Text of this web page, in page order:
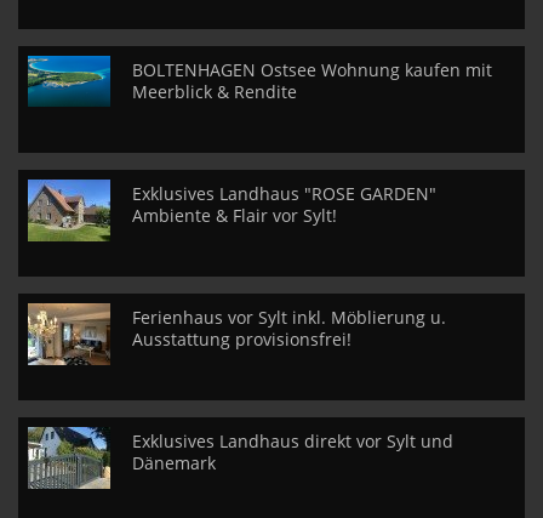
BOLTENHAGEN Ostsee Wohnung kaufen mit
Meerblick & Rendite
Exklusives Landhaus "ROSE GARDEN"
Ambiente & Flair vor Sylt!
Ferienhaus vor Sylt inkl. Möblierung u.
Ausstattung provisionsfrei!
Exklusives Landhaus direkt vor Sylt und
Dänemark